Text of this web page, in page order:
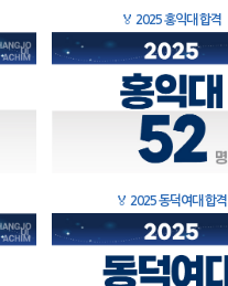
🏅 2025 홍익대 합격
🏅 2025 동덕여대 합격